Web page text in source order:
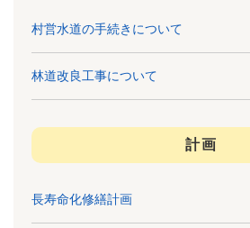
村営水道の手続きについて
林道改良工事について
計画
長寿命化修繕計画